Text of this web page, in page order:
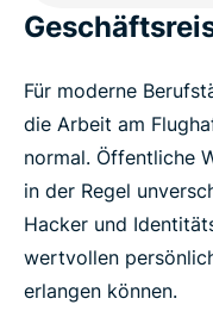
Für moderne
die Arbeit am
normal. Öffentliche
in der Regel
Hacker und
wertvollen
erlangen können.